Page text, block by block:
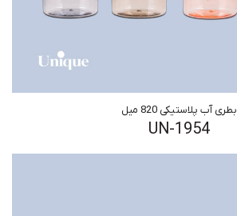
بطری آب پلاستیکی 820 میل
UN-1954